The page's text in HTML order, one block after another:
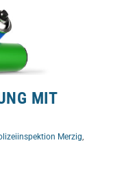
MIT
Merzig